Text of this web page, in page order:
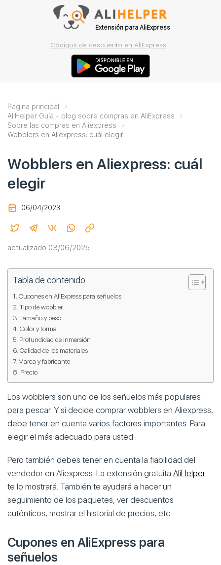
Extensión para AliExpress
Códigos de descuento en AliExpress
Pagina principal
AliHelper Guía - blog sobre compras en AliExpress
Sobre las compras en Aliexpress
Wobblers en Aliexpress: cuál elegir
Wobblers en Aliexpress: cuál
elegir
06/04/2023
actualizado 03/06/2025
Tabla de contenido
Cupones en AliExpress para señuelos
Tipo de wobbler
Tamaño y peso
Color y forma
Profundidad de inmersión
Calidad de los materiales
Marca y fabricante
Precio
Los wobblers son uno de los señuelos más populares
para pescar. Y si decide comprar wobblers en Aliexpress,
debe tener en cuenta varios factores importantes. Para
elegir el más adecuado para usted.
Pero también debes tener en cuenta la fiabilidad del
vendedor en Aliexpress. La extensión gratuita AliHelper
te lo mostrará. También te ayudará a hacer un
seguimiento de los paquetes, ver descuentos
auténticos, mostrar el historial de precios, etc.
Cupones en AliExpress para
señuelos